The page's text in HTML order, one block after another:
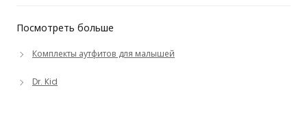
Посмотреть больше
Комплекты аутфитов для малышей
Dr. Kid